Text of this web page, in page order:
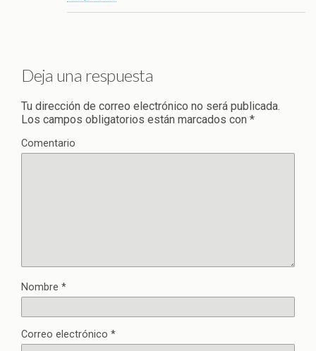
Deja una respuesta
Tu dirección de correo electrónico no será publicada.
Los campos obligatorios están marcados con *
Comentario
Nombre *
Correo electrónico *